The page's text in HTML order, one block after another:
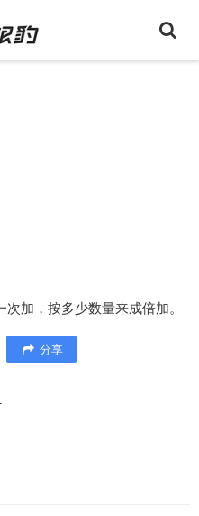
加，按多少数量来成倍加。
分享